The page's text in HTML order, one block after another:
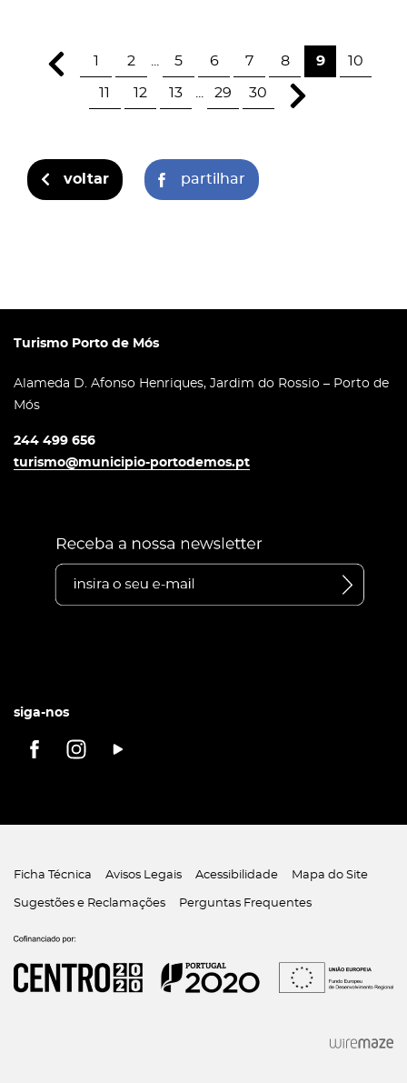
1 2 5 6 7 8 9 10
11 12 13 29 30
voltar partilhar
Turismo Porto de Mós
Alameda D. Afonso Henriques, Jardim do Rossio – Porto de
Mós
244 499 656
turismo@municipio-portodemos.pt
siga-nos
Ficha Técnica Avisos Legais Acessibilidade Mapa do Site
Sugestões e Reclamações Perguntas Frequentes